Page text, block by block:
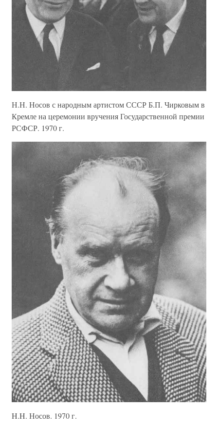
Н.Н. Носов с народным артистом СССР Б.П. Чирковым в
Кремле на церемонии вручения Государственной премии
РСФСР. 1970 г.
H.H. Носов. 1970 г.